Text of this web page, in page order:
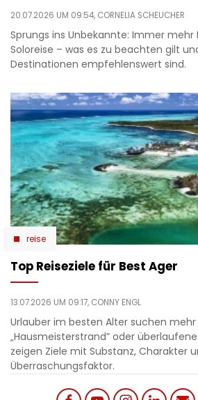
20.07.2026 UM 09:54, CORNELIA SCHEUCHER
Sprungs ins Unbekannte: Immer
Soloreise – was es zu beachten gilt
Destinationen empfehlenswert sind.
reise
Top Reiseziele für Best Ager
13.07.2026 UM 09:17, CONNY ENGL
Urlauber im besten Alter suchen mehr
„Hausmeisterstrand” oder
zeigen Ziele mit Substanz, Charakter
Überraschungsfaktor.